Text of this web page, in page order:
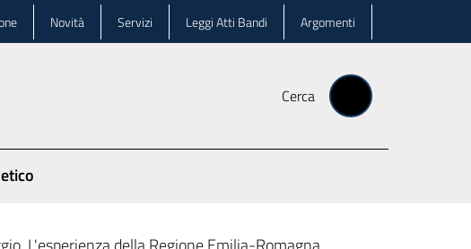
Novità Servizi Leggi Atti Bandi Argomenti
Cerca